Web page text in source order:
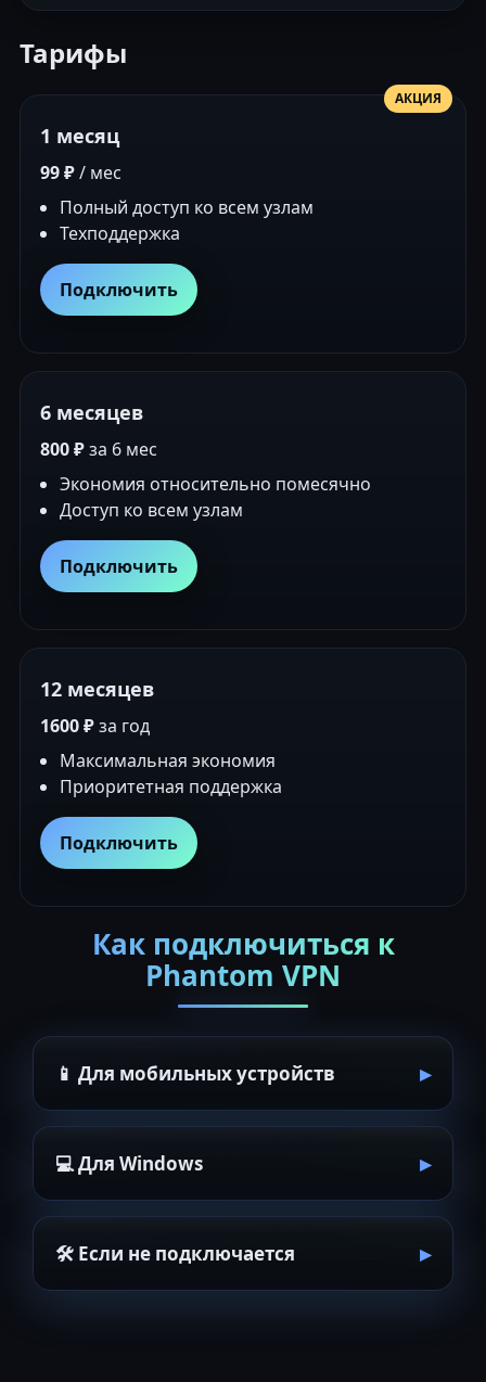
Тарифы
АКЦИЯ
1 месяц
99 ₽/ мес
Полный доступ ко всем узлам
Техподдержка
Подключить
6 месяцев
800 ₽за 6 мес
Экономия относительно помесячно
Доступ ко всем узлам
Подключить
12 месяцев
1600 ₽за год
Максимальная экономия
Приоритетная поддержка
Подключить
Как подключиться к
Phantom VPN
📱 Для мобильных устройств
💻 Для Windows
🛠 Если не подключается